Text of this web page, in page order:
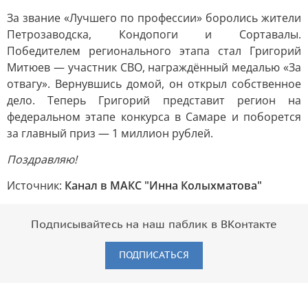
За звание «Лучшего по профессии» боролись жители
Петрозаводска, Кондопоги и Сортавалы.
Победителем регионального этапа стал Григорий
Митюев — участник СВО, награждённый медалью «За
отвагу». Вернувшись домой, он открыл собственное
дело. Теперь Григорий представит регион на
федеральном этапе конкурса в Самаре и поборется
за главный приз — 1 миллион рублей.
Поздравляю!
Источник: Канал в МАКС "Инна Колыхматова"
Подписывайтесь на наш паблик в ВКонтакте
ПОДПИСАТЬСЯ